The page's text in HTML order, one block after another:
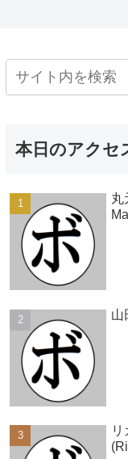
本日のアクセ
丸
山